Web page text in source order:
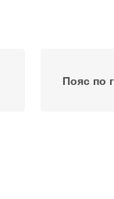
Пояс по